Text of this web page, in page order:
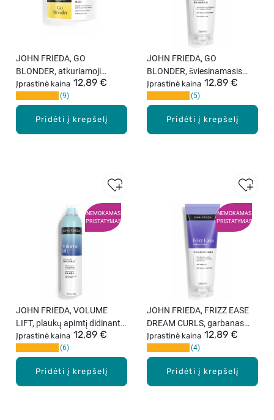
Pridėti į krepšelį
JOHN FRIEDA, GO
BLONDER, atkuriamoji
plaukų kaukė, 250 ml.
Įprastinė kaina 12,89 €
9
Pridėti į krepšelį
JOHN FRIEDA, GO
BLONDER, šviesinamasis
šampūnas, 250 ml.
Įprastinė kaina 12,89 €
5
NEMOKAMAS
PRISTATYMAS
Pridėti į krepšelį
JOHN FRIEDA, VOLUME
LIFT, plaukų apimtį didinantis
plaukų lakas, 250 ml.
Įprastinė kaina 12,89 €
6
NEMOKAMAS
PRISTATYMAS
Pridėti į krepšelį
JOHN FRIEDA, FRIZZ EASE
DREAM CURLS, garbanas
išryškinantis plaukų
kondicionierius, 250 ml.
Įprastinė kaina 12,89 €
4